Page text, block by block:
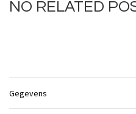
NO RELATED
Gegevens